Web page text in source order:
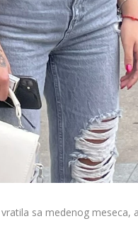
sa medenog meseca,